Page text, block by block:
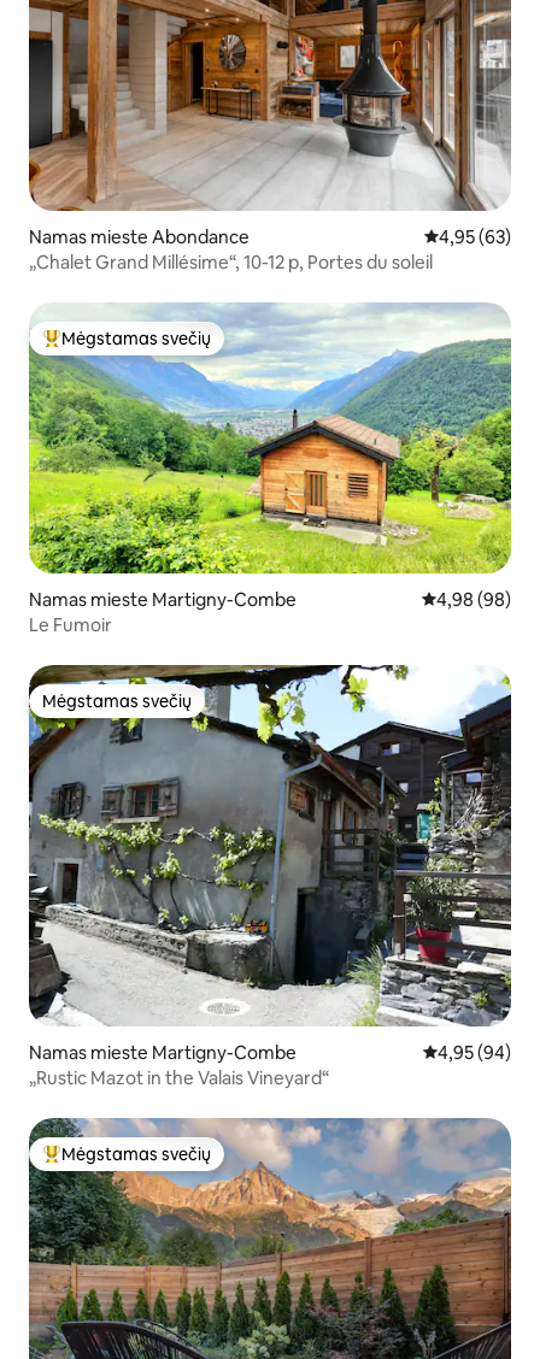
Namas mieste Abondance Vidutinis
4,95 (63)
„Chalet Grand Millésime“, 10-12 p, Portes du soleil
Svečių mėgstamiausias
Mėgstamas svečių
Namas mieste Martigny-Combe Vidutinis
4,98 (98)
Le Fumoir
Mėgstamas svečių
Mėgstamas svečių
Namas mieste Martigny-Combe Vidutinis
4,95 (94)
„Rustic Mazot in the Valais Vineyard“
Svečių mėgstamiausias
Mėgstamas svečių